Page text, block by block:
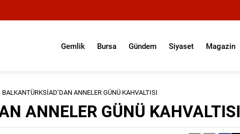
Gemlik Bursa Gündem Siyaset Magazin
BALKANTÜRKSİAD’DAN ANNELER GÜNÜ KAHVALTISI
ANNELER GÜNÜ KAHVALTISI